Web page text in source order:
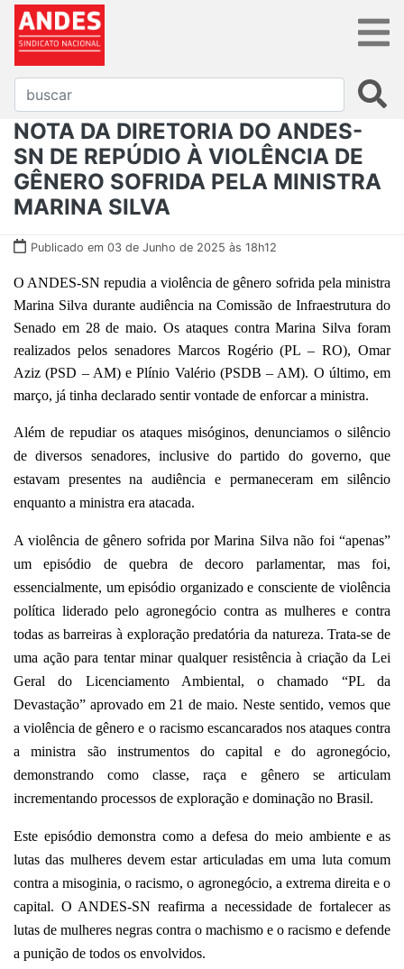
NOTA DA DIRETORIA DO ANDES-
SN DE REPÚDIO À VIOLÊNCIA DE
GÊNERO SOFRIDA PELA MINISTRA
MARINA SILVA
Publicado em 03 de Junho de 2025 às 18h12
O ANDES-SN repudia a violência de gênero sofrida pela ministra
Marina Silva durante audiência na Comissão de Infraestrutura do
Senado em 28 de maio. Os ataques contra Marina Silva foram
realizados pelos senadores Marcos Rogério (PL – RO), Omar
Aziz (PSD – AM) e Plínio Valério (PSDB – AM). O último, em
março, já tinha declarado sentir vontade de enforcar a ministra.
Além de repudiar os ataques misóginos, denunciamos o silêncio
de diversos senadores, inclusive do partido do governo, que
estavam presentes na audiência e permaneceram em silêncio
enquanto a ministra era atacada.
A violência de gênero sofrida por Marina Silva não foi “apenas”
um episódio de quebra de decoro parlamentar, mas foi,
essencialmente, um episódio organizado e consciente de violência
política liderado pelo agronegócio contra as mulheres e contra
todas as barreiras à exploração predatória da natureza. Trata-se de
uma ação para tentar minar qualquer resistência à criação da Lei
Geral do Licenciamento Ambiental, o chamado “PL da
Devastação” aprovado em 21 de maio. Neste sentido, vemos que
a violência de gênero e o racismo escancarados nos ataques contra
a ministra são instrumentos do capital e do agronegócio,
demonstrando como classe, raça e gênero se articulam
incrementando processos de exploração e dominação no Brasil.
Este episódio demonstra como a defesa do meio ambiente e as
lutas das mulheres devem estar articuladas em uma luta comum
contra a misoginia, o racismo, o agronegócio, a extrema direita e o
capital. O ANDES-SN reafirma a necessidade de fortalecer as
lutas de mulheres negras contra o machismo e o racismo e defende
a punição de todos os envolvidos.